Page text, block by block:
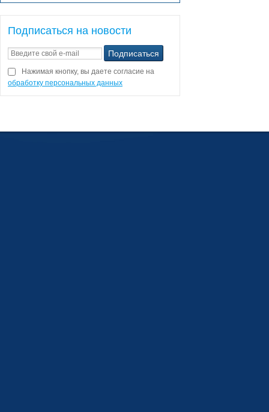
Подписаться на новости
Нажимая кнопку, вы даете согласие на
обработку персональных данных